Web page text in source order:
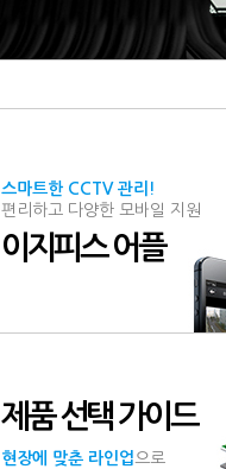
스마트한 CCTV 관리!
편리하고 다양한 모바일 지원
이지피스 어플
제품 선택 가이드
현장에 맞춘 라인업으로